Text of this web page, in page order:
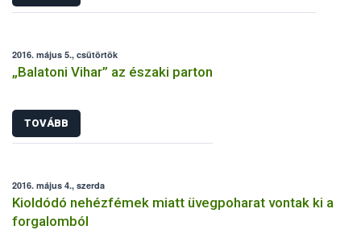
2016. május 5., csütörtök
„Balatoni Vihar” az északi parton
TOVÁBB
2016. május 4., szerda
Kioldódó nehézfémek miatt üvegpoharat vontak ki a
forgalomból